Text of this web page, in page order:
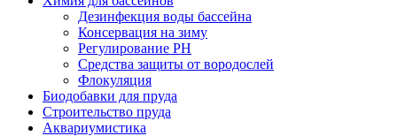
Дезинфекция воды бассейна
Консервация на зиму
Регулирование PH
Средства защиты от вородослей
Флокуляция
Биодобавки для пруда
Строительство пруда
Аквариумистика